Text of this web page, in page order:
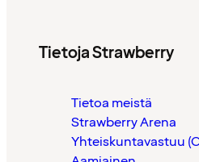
Tietoja Strawberry
Tietoa meistä
Strawberry Arena
Yhteiskuntavastuu